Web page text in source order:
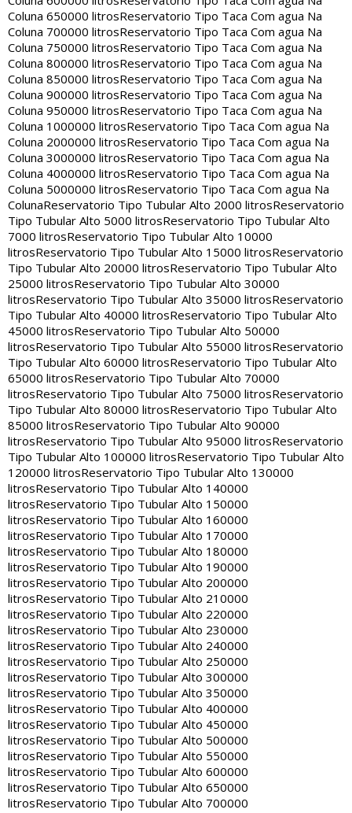
Coluna 650000 litrosReservatorio Tipo Taca Com agua Na
Coluna 700000 litrosReservatorio Tipo Taca Com agua Na
Coluna 750000 litrosReservatorio Tipo Taca Com agua Na
Coluna 800000 litrosReservatorio Tipo Taca Com agua Na
Coluna 850000 litrosReservatorio Tipo Taca Com agua Na
Coluna 900000 litrosReservatorio Tipo Taca Com agua Na
Coluna 950000 litrosReservatorio Tipo Taca Com agua Na
Coluna 1000000 litrosReservatorio Tipo Taca Com agua Na
Coluna 2000000 litrosReservatorio Tipo Taca Com agua Na
Coluna 3000000 litrosReservatorio Tipo Taca Com agua Na
Coluna 4000000 litrosReservatorio Tipo Taca Com agua Na
Coluna 5000000 litrosReservatorio Tipo Taca Com agua Na
ColunaReservatorio Tipo Tubular Alto 2000 litrosReservatorio
Tipo Tubular Alto 5000 litrosReservatorio Tipo Tubular Alto
7000 litrosReservatorio Tipo Tubular Alto 10000
litrosReservatorio Tipo Tubular Alto 15000 litrosReservatorio
Tipo Tubular Alto 20000 litrosReservatorio Tipo Tubular Alto
25000 litrosReservatorio Tipo Tubular Alto 30000
litrosReservatorio Tipo Tubular Alto 35000 litrosReservatorio
Tipo Tubular Alto 40000 litrosReservatorio Tipo Tubular Alto
45000 litrosReservatorio Tipo Tubular Alto 50000
litrosReservatorio Tipo Tubular Alto 55000 litrosReservatorio
Tipo Tubular Alto 60000 litrosReservatorio Tipo Tubular Alto
65000 litrosReservatorio Tipo Tubular Alto 70000
litrosReservatorio Tipo Tubular Alto 75000 litrosReservatorio
Tipo Tubular Alto 80000 litrosReservatorio Tipo Tubular Alto
85000 litrosReservatorio Tipo Tubular Alto 90000
litrosReservatorio Tipo Tubular Alto 95000 litrosReservatorio
Tipo Tubular Alto 100000 litrosReservatorio Tipo Tubular Alto
120000 litrosReservatorio Tipo Tubular Alto 130000
litrosReservatorio Tipo Tubular Alto 140000
litrosReservatorio Tipo Tubular Alto 150000
litrosReservatorio Tipo Tubular Alto 160000
litrosReservatorio Tipo Tubular Alto 170000
litrosReservatorio Tipo Tubular Alto 180000
litrosReservatorio Tipo Tubular Alto 190000
litrosReservatorio Tipo Tubular Alto 200000
litrosReservatorio Tipo Tubular Alto 210000
litrosReservatorio Tipo Tubular Alto 220000
litrosReservatorio Tipo Tubular Alto 230000
litrosReservatorio Tipo Tubular Alto 240000
litrosReservatorio Tipo Tubular Alto 250000
litrosReservatorio Tipo Tubular Alto 300000
litrosReservatorio Tipo Tubular Alto 350000
litrosReservatorio Tipo Tubular Alto 400000
litrosReservatorio Tipo Tubular Alto 450000
litrosReservatorio Tipo Tubular Alto 500000
litrosReservatorio Tipo Tubular Alto 550000
litrosReservatorio Tipo Tubular Alto 600000
litrosReservatorio Tipo Tubular Alto 650000
litrosReservatorio Tipo Tubular Alto 700000